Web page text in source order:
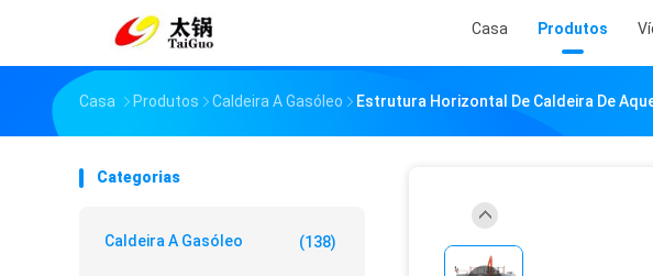
Casa Produtos
Casa Produtos Caldeira A Gasóleo Estrutura Horizontal De Caldeira De
Categorias
Caldeira A Gasóleo (138)